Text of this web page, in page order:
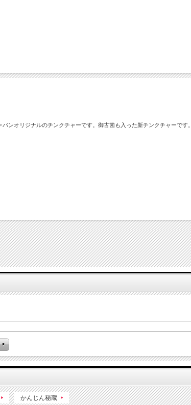
ンオリジナルのチンクチャーです。御古菌も入った新チンクチャーです。
かんじん秘蔵